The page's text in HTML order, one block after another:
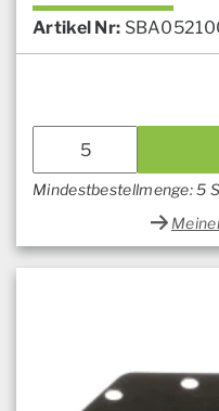
Artikel Nr:
Mindestbestellmenge: 5